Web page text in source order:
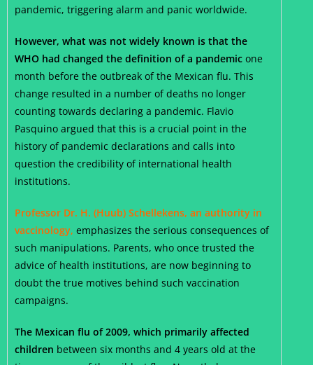
pandemic, triggering alarm and panic worldwide.
However, what was not widely known is that the
WHO had changed the definition of a pandemic one
month before the outbreak of the Mexican flu. This
change resulted in a number of deaths no longer
counting towards declaring a pandemic. Flavio
Pasquino argued that this is a crucial point in the
history of pandemic declarations and calls into
question the credibility of international health
institutions.
Professor Dr. H. (Huub) Schellekens, an authority in
vaccinology, emphasizes the serious consequences of
such manipulations. Parents, who once trusted the
advice of health institutions, are now beginning to
doubt the true motives behind such vaccination
campaigns.
The Mexican flu of 2009, which primarily affected
children between six months and 4 years old at the